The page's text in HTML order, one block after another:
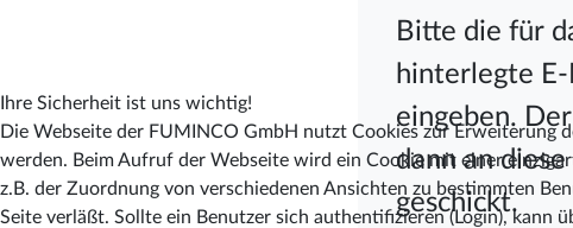
Bitte die für
hinterlegte
eingeben.
dann an
geschickt.
Ihre Sicherheit ist uns wichtig!
Die Webseite der FUMINCO GmbH nutzt Cookies zur Erweiterung
werden. Beim Aufruf der Webseite wird ein Cookie mit einer
z.B. der Zuordnung von verschiedenen Ansichten zu bestimmten
Seite verläßt. Sollte ein Benutzer sich authentifizieren (Login),